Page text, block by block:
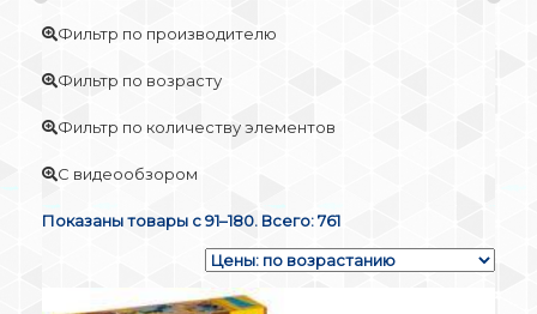
Фильтр по производителю
Фильтр по возрасту
Фильтр по количеству элементов
С видеообзором
Показаны товары с 91–180. Всего: 761